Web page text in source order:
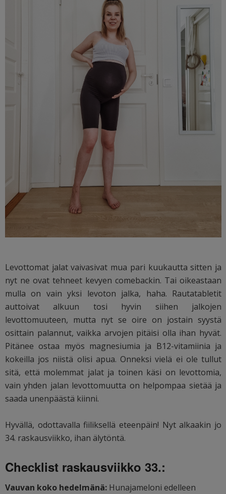
Levottomat jalat vaivasivat mua pari kuukautta sitten ja
nyt ne ovat tehneet kevyen comebackin. Tai oikeastaan
mulla on vain yksi levoton jalka, haha. Rautatabletit
auttoivat alkuun tosi hyvin siihen jalkojen
levottomuuteen, mutta nyt se oire on jostain syystä
osittain palannut, vaikka arvojen pitäisi olla ihan hyvät.
Pitänee ostaa myös magnesiumia ja B12-vitamiinia ja
kokeilla jos niistä olisi apua. Onneksi vielä ei ole tullut
sitä, että molemmat jalat ja toinen käsi on levottomia,
vain yhden jalan levottomuutta on helpompaa sietää ja
saada unenpäästä kiinni.
Hyvällä, odottavalla fiiliksellä eteenpäin! Nyt alkaakin jo
34. raskausviikko, ihan älytöntä.
Checklist raskausviikko 33.:
Vauvan koko hedelmänä: Hunajameloni edelleen